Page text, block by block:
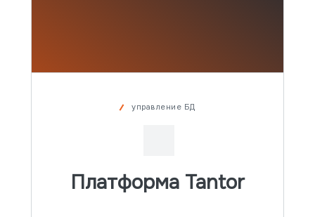
Заказать на тест
Платформа Tantor
управление БД